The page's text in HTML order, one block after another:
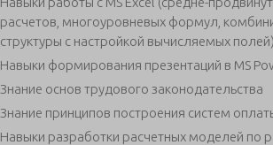
расчетов, многоуровневых формул,
структуры с настройкой вычисляемых
Навыки формирования презентаций в MS
Знание основ трудового законодательства
Знание принципов построения систем
Навыки разработки расчетных моделей по